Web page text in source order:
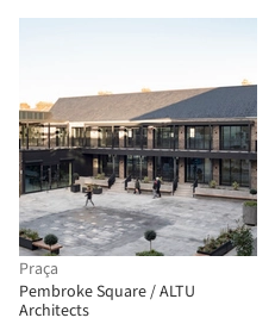
Praça
Pembroke Square / ALTU
Architects